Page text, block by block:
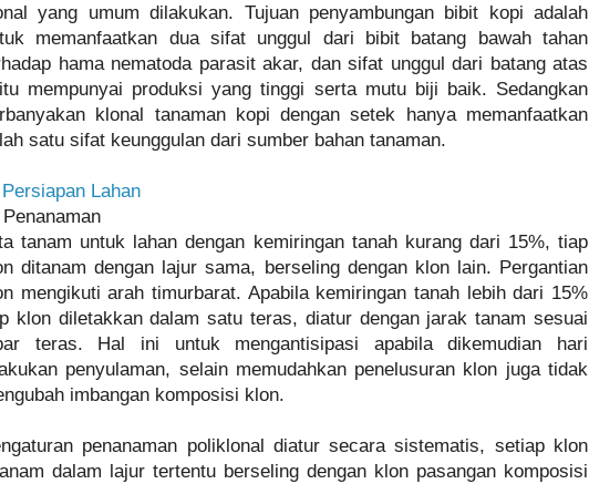
yang umum dilakukan. Tujuan penyambungan bibit kopi adalah
memanfaatkan dua sifat unggul dari bibit batang bawah tahan
hama nematoda parasit akar, dan sifat unggul dari batang atas
mempunyai produksi yang tinggi serta mutu biji baik. Sedangkan
klonal tanaman kopi dengan setek hanya memanfaatkan
satu sifat keunggulan dari sumber bahan tanaman.
Lahan
tanam untuk lahan dengan kemiringan tanah kurang dari 15%, tiap
ditanam dengan lajur sama, berseling dengan klon lain. Pergantian
mengikuti arah timurbarat. Apabila kemiringan tanah lebih dari 15%
klon diletakkan dalam satu teras, diatur dengan jarak tanam sesuai
teras. Hal ini untuk mengantisipasi apabila dikemudian hari
penyulaman, selain memudahkan penelusuran klon juga tidak
imbangan komposisi klon.
penanaman poliklonal diatur secara sistematis, setiap klon
dalam lajur tertentu berseling dengan klon pasangan komposisi